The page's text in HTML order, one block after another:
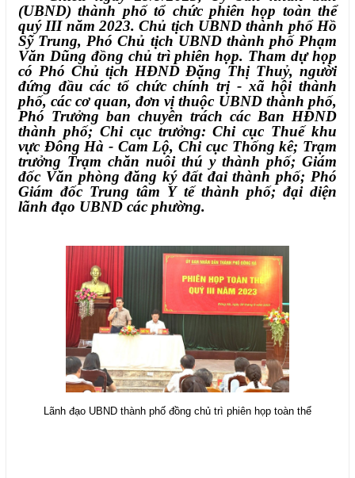
(UBND) thành phố tổ chức phiên họp toàn thể
quý III năm 2023. Chủ tịch UBND thành phố Hồ
Sỹ Trung, Phó Chủ tịch UBND thành phố Phạm
Văn Dũng đồng chủ trì phiên họp. Tham dự họp
có Phó Chủ tịch HĐND Đặng Thị Thuỷ, người
đứng đầu các tổ chức chính trị - xã hội thành
phố, các cơ quan, đơn vị thuộc UBND thành phố,
Phó Trưởng ban chuyên trách các Ban HĐND
thành phố; Chi cục trưởng: Chi cục Thuế khu
vực Đông Hà - Cam Lộ, Chi cục Thống kê; Trạm
trưởng Trạm chăn nuôi thú y thành phố; Giám
đốc Văn phòng đăng ký đất đai thành phố; Phó
Giám đốc Trung tâm Y tế thành phố; đại diện
lãnh đạo UBND các phường.
Lãnh đạo UBND thành phố đồng chủ trì phiên họp toàn thể